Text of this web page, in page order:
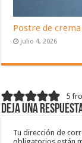
Postre de
julio 4, 2026
5
Deja una
Tu dirección de